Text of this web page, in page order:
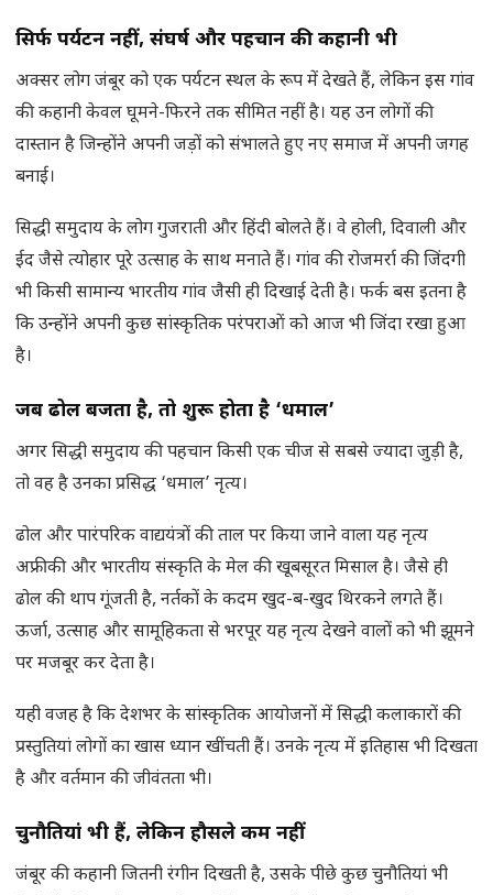
सिर्फ पर्यटन नहीं, संघर्ष और पहचान की कहानी भी
अक्सर लोग जंबूर को एक पर्यटन स्थल के रूप में देखते हैं, लेकिन इस गांव
की कहानी केवल घूमने-फिरने तक सीमित नहीं है। यह उन लोगों की
दास्तान है जिन्होंने अपनी जड़ों को संभालते हुए नए समाज में अपनी जगह
बनाई।
सिद्धी समुदाय के लोग गुजराती और हिंदी बोलते हैं। वे होली, दिवाली और
ईद जैसे त्योहार पूरे उत्साह के साथ मनाते हैं। गांव की रोजमर्रा की जिंदगी
भी किसी सामान्य भारतीय गांव जैसी ही दिखाई देती है। फर्क बस इतना है
कि उन्होंने अपनी कुछ सांस्कृतिक परंपराओं को आज भी जिंदा रखा हुआ
है।
जब ढोल बजता है, तो शुरू होता है ‘धमाल’
अगर सिद्धी समुदाय की पहचान किसी एक चीज से सबसे ज्यादा जुड़ी है,
तो वह है उनका प्रसिद्ध ‘धमाल’ नृत्य।
ढोल और पारंपरिक वाद्ययंत्रों की ताल पर किया जाने वाला यह नृत्य
अफ्रीकी और भारतीय संस्कृति के मेल की खूबसूरत मिसाल है। जैसे ही
ढोल की थाप गूंजती है, नर्तकों के कदम खुद-ब-खुद थिरकने लगते हैं।
ऊर्जा, उत्साह और सामूहिकता से भरपूर यह नृत्य देखने वालों को भी झूमने
पर मजबूर कर देता है।
यही वजह है कि देशभर के सांस्कृतिक आयोजनों में सिद्धी कलाकारों की
प्रस्तुतियां लोगों का खास ध्यान खींचती हैं। उनके नृत्य में इतिहास भी दिखता
है और वर्तमान की जीवंतता भी।
चुनौतियां भी हैं, लेकिन हौसले कम नहीं
जंबूर की कहानी जितनी रंगीन दिखती है, उसके पीछे कुछ चुनौतियां भी